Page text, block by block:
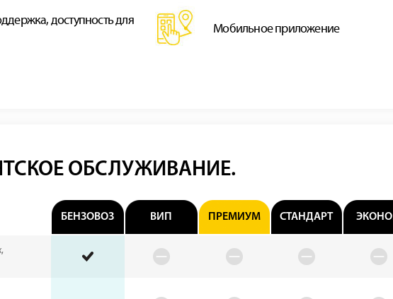
доступность для
Мобильное приложение
ОБСЛУЖИВАНИЕ.
БЕНЗОВОЗ ВИП ПРЕМИУМ СТАНДАРТ